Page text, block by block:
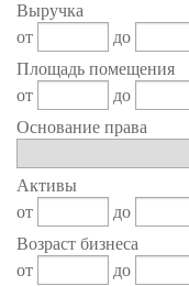
Выручка
от
до
Площадь помещения
от
до
Основание права
Активы
от
до
Возраст бизнеса
от
до